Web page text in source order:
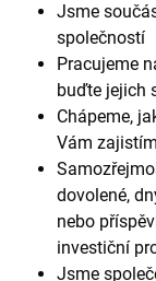
Jsme
společností
Pracujeme
buďte jejich
Chápeme,
Vám
dovolené,
nebo
investiční
Jsme